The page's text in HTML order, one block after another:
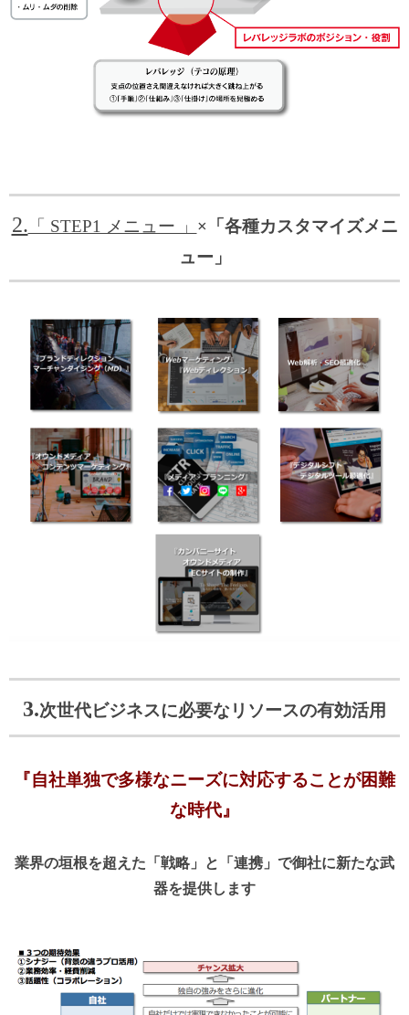
2. 「 STEP1 メニュー 」 ×「各種カスタマイズメニ
ュー」
3.次世代ビジネスに必要なリソースの有効活用
『自社単独で多様なニーズに対応することが困難
な時代』
業界の垣根を超えた「戦略」と「連携」で御社に新たな武
器を提供します